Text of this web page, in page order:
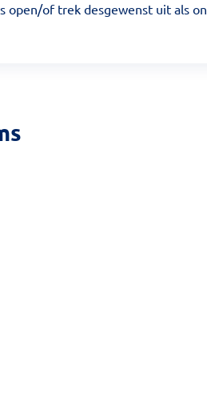
open/of trek desgewenst uit als